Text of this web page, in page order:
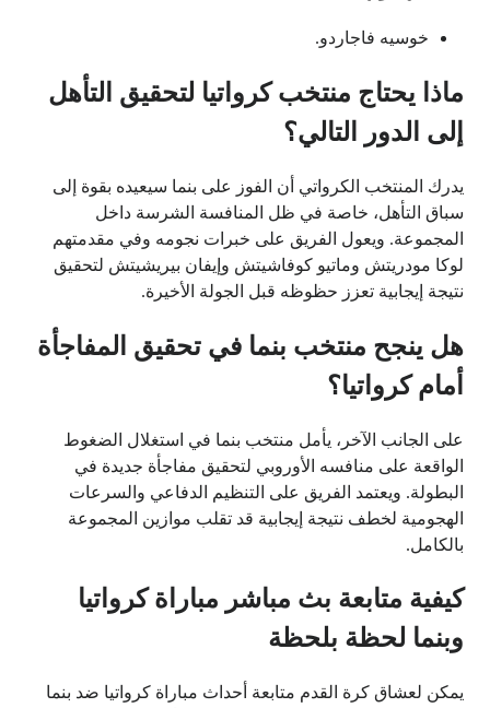
خوسيه فاجاردو.
ماذا يحتاج منتخب كرواتيا لتحقيق التأهل
إلى الدور التالي؟
يدرك المنتخب الكرواتي أن الفوز على بنما سيعيده بقوة إلى
سباق التأهل، خاصة في ظل المنافسة الشرسة داخل
المجموعة. ويعول الفريق على خبرات نجومه وفي مقدمتهم
لوكا مودريتش وماتيو كوفاشيتش وإيفان بيريشيتش لتحقيق
نتيجة إيجابية تعزز حظوظه قبل الجولة الأخيرة.
هل ينجح منتخب بنما في تحقيق المفاجأة
أمام كرواتيا؟
على الجانب الآخر، يأمل منتخب بنما في استغلال الضغوط
الواقعة على منافسه الأوروبي لتحقيق مفاجأة جديدة في
البطولة. ويعتمد الفريق على التنظيم الدفاعي والسرعات
الهجومية لخطف نتيجة إيجابية قد تقلب موازين المجموعة
بالكامل.
كيفية متابعة بث مباشر مباراة كرواتيا
وبنما لحظة بلحظة
يمكن لعشاق كرة القدم متابعة أحداث مباراة كرواتيا ضد بنما